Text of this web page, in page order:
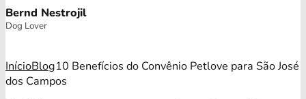
Bernd Nestrojil
Dog Lover
InícioBlog10 Benefícios do Convênio Petlove para São José
dos Campos